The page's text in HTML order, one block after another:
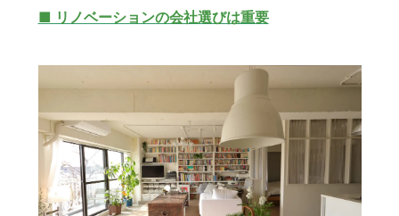
■ リノベーションの会社選びは重要